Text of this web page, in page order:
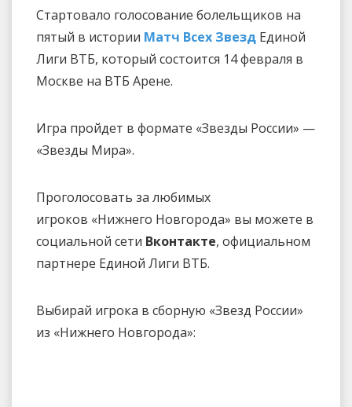
Стартовало голосование болельщиков на
пятый в истории Матч Всех Звезд Единой
Лиги ВТБ, который состоится 14 февраля в
Москве на ВТБ Арене.
Игра пройдет в формате «Звезды России» —
«Звезды Мира».
Проголосовать за любимых
игроков «Нижнего Новгорода» вы можете в
социальной сети Вконтакте, официальном
партнере Единой Лиги ВТБ.
Выбирай игрока в сборную «Звезд России»
из «Нижнего Новгорода»: